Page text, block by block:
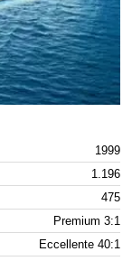
1999
1.196
475
Premium 3:1
Eccellente 40:1